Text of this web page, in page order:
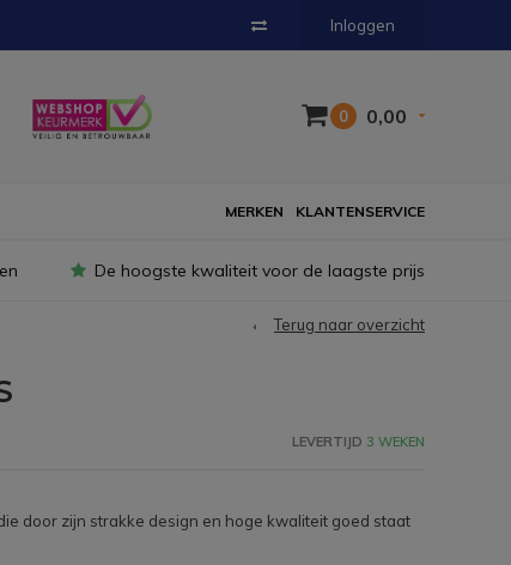
Inloggen
0 0,00
KLANTENSERVICE
MERKEN
De hoogste kwaliteit voor de laagste prijs
Terug naar overzicht
LEVERTIJD 3 WEKEN
door zijn strakke design en hoge kwaliteit goed staat